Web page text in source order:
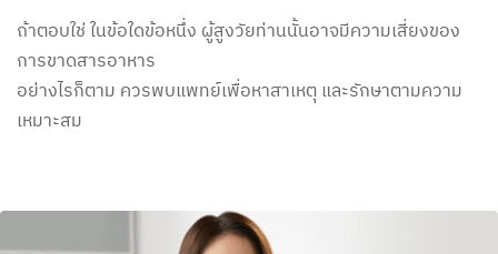
ถ้าตอบใช่ ในข้อใดข้อหนึ่ง ผู้สูงวัยท่านนั้นอาจมีความเสี่ยงของ
การขาดสารอาหาร
อย่างไรก็ตาม ควรพบแพทย์เพื่อหาสาเหตุ และรักษาตามความ
เหมาะสม